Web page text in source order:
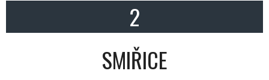
2
SMIŘICE